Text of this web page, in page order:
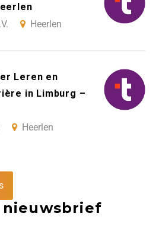
Heerlen
Leren en
in Limburg –
Heerlen